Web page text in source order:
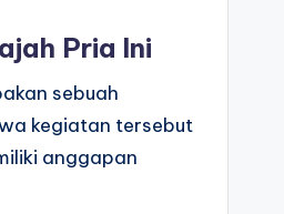
Pria Ini
sebuah
kegiatan tersebut
anggapan